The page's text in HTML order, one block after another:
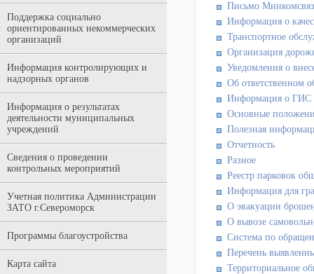
Поддержка социально
ориентированных некоммерческих
организаций
Информация контролирующих и
надзорных органов
Информация о результатах
деятельности муниципальных
учреждений
Сведения о проведении
контрольных мероприятий
Учетная политика Администрации
ЗАТО г.Североморск
Программы благоустройства
Карта сайта
Письмо
Информация о
Транспортное
Организация
Уведомления о
Об ответственном
Информация о
Основные
Полезная
Отчетность
Разное
Реестр парковок
Информация для
О эвакуации
О вывозе
Cистема по
Перечень
Территориальное